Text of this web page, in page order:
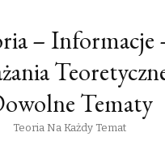
– Informacje
Tematy
Teoria Na Każdy Temat